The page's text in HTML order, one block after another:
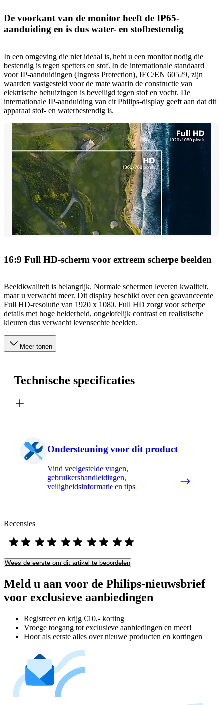
De voorkant van de monitor heeft de IP65-
aanduiding en is dus water- en stofbestendig
In een omgeving die niet ideaal is, hebt u een monitor nodig die
bestendig is tegen spetters en stof. In de internationale standaard
voor IP-aanduidingen (Ingress Protection), IEC/EN 60529, zijn
waarden vastgesteld voor de mate waarin de constructie van
elektrische behuizingen is beveiligd tegen stof en vocht. De
internationale IP-aanduiding van dit Philips-display geeft aan dat dit
apparaat stof- en waterbestendig is.
16:9 Full HD-scherm voor extreem scherpe beelden
Beeldkwaliteit is belangrijk. Normale schermen leveren kwaliteit,
maar u verwacht meer. Dit display beschikt over een geavanceerde
Full HD-resolutie van 1920 x 1080. Full HD zorgt voor scherpe
details met hoge helderheid, ongelofelijk contrast en realistische
kleuren dus verwacht levensechte beelden.
Meer tonen
Technische specificaties
Ondersteuning voor dit product
Vind veelgestelde vragen,
gebruikershandleidingen,
veiligheidsinformatie en tips
Recensies
Wees de eerste om dit artikel te beoordelen
Meld u aan voor de Philips-nieuwsbrief
voor exclusieve aanbiedingen
Registreer en krijg €10,- korting
Vroege toegang tot exclusieve aanbiedingen en meer!
Hoor als eerste alles over nieuwe producten en kortingen